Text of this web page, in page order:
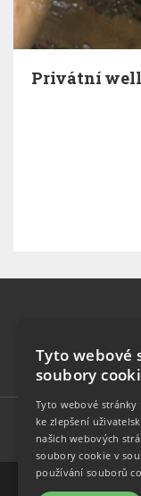
HOME WELLNESS
Copyright ©
Tyto webové
soubory
Tyto webové
ke zlepšení
našich webových
soubory cookie v
používání souborů